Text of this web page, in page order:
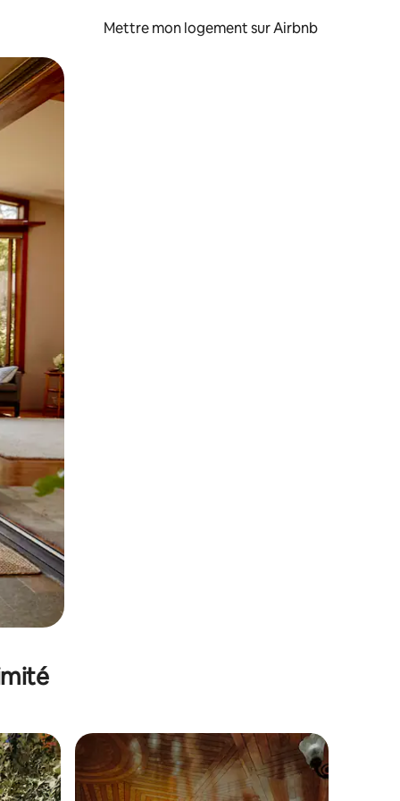
Mettre mon logement sur Airbnb
glisser.